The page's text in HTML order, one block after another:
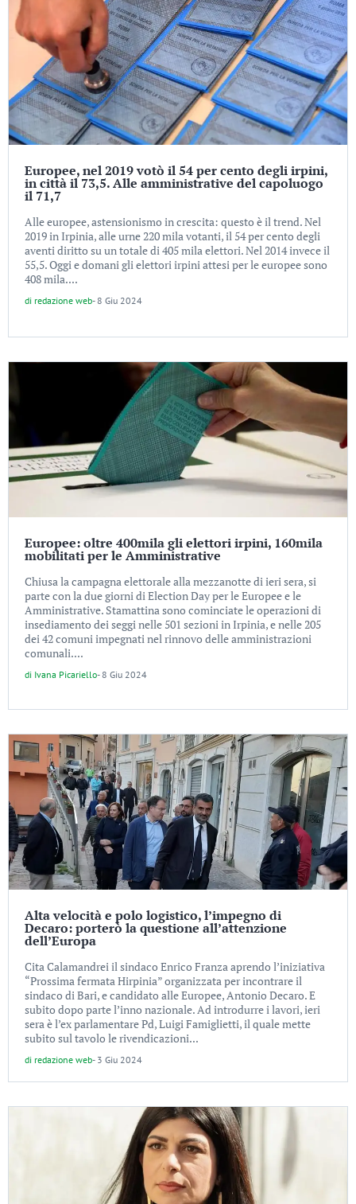
Europee, nel 2019 votò il 54 per cento degli irpini,
in città il 73,5. Alle amministrative del capoluogo
il 71,7
Alle europee, astensionismo in crescita: questo è il trend. Nel
2019 in Irpinia, alle urne 220 mila votanti, il 54 per cento degli
aventi diritto su un totale di 405 mila elettori. Nel 2014 invece il
55,5. Oggi e domani gli elettori irpini attesi per le europee sono
408 mila....
di redazione web- 8 Giu 2024
Europee: oltre 400mila gli elettori irpini, 160mila
mobilitati per le Amministrative
Chiusa la campagna elettorale alla mezzanotte di ieri sera, si
parte con la due giorni di Election Day per le Europee e le
Amministrative. Stamattina sono cominciate le operazioni di
insediamento dei seggi nelle 501 sezioni in Irpinia, e nelle 205
dei 42 comuni impegnati nel rinnovo delle amministrazioni
comunali....
di Ivana Picariello- 8 Giu 2024
Alta velocità e polo logistico, l’impegno di
Decaro: porterò la questione all’attenzione
dell’Europa
Cita Calamandrei il sindaco Enrico Franza aprendo l’iniziativa
“Prossima fermata Hirpinia” organizzata per incontrare il
sindaco di Bari, e candidato alle Europee, Antonio Decaro. E
subito dopo parte l’inno nazionale. Ad introdurre i lavori, ieri
sera è l’ex parlamentare Pd, Luigi Famiglietti, il quale mette
subito sul tavolo le rivendicazioni...
di redazione web- 3 Giu 2024